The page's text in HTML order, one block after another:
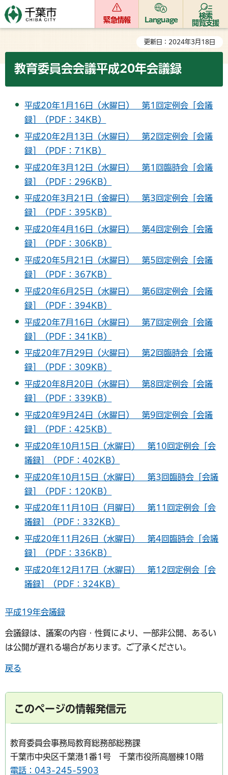
緊急情報 Language
検索
閲覧支援
更新日：2024年3月18日
教育委員会会議平成20年会議録
平成20年1月16日（水曜日） 第1回定例会［会議
録］（PDF：34KB）
平成20年2月13日（水曜日） 第2回定例会［会議
録］（PDF：71KB）
平成20年3月12日（水曜日） 第1回臨時会［会議
録］（PDF：296KB）
平成20年3月21日（金曜日） 第3回定例会［会議
録］（PDF：395KB）
平成20年4月16日（水曜日） 第4回定例会［会議
録］（PDF：306KB）
平成20年5月21日（水曜日） 第5回定例会［会議
録］（PDF：367KB）
平成20年6月25日（水曜日） 第6回定例会［会議
録］（PDF：394KB）
平成20年7月16日（水曜日） 第7回定例会［会議
録］（PDF：341KB）
平成20年7月29日（火曜日） 第2回臨時会［会議
録］（PDF：309KB）
平成20年8月20日（水曜日） 第8回定例会［会議
録］（PDF：339KB）
平成20年9月24日（水曜日） 第9回定例会［会議
録］（PDF：425KB）
平成20年10月15日（水曜日） 第10回定例会［会
議録］（PDF：402KB）
平成20年10月15日（水曜日） 第3回臨時会［会議
録］（PDF：120KB）
平成20年11月10日（月曜日） 第11回定例会［会
議録］（PDF：332KB）
平成20年11月26日（水曜日） 第4回臨時会［会議
録］（PDF：336KB）
平成20年12月17日（水曜日） 第12回定例会［会
議録］（PDF：324KB）
平成19年会議録
会議録は、議案の内容・性質により、一部非公開、あるい
は公開が遅れる場合があります。ご了承ください。
戻る
このページの情報発信元
教育委員会事務局教育総務部総務課
千葉市中央区千葉港1番1号 千葉市役所高層棟10階
電話：043-245-5903